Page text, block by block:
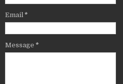
Email *
Message *